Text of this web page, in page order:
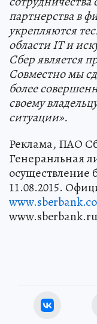
партнерства в
укрепляются
областиITи
Сбер является
Совместно мы
более
своему
ситуации».
Реклама, ПАО
Генеранльная
осуществление
11.08.2015.